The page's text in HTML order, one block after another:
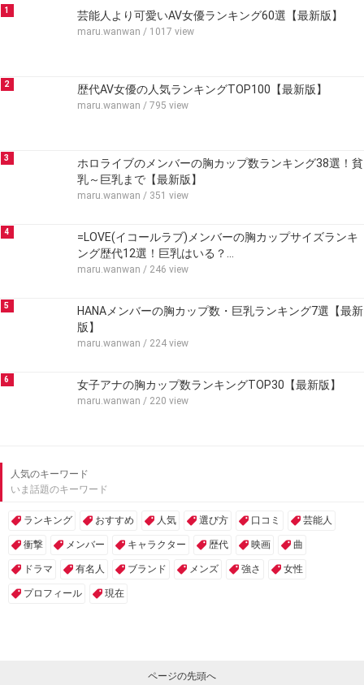
1 芸能人より可愛いAV女優ランキング60選【最新版】
maru.wanwan / 1017 view
2 歴代AV女優の人気ランキングTOP100【最新版】
maru.wanwan / 795 view
3
ホロライブのメンバーの胸カップ数ランキング38選！貧
乳～巨乳まで【最新版】
maru.wanwan / 351 view
4
=LOVE(イコールラブ)メンバーの胸カップサイズランキ
ング歴代12選！巨乳はいる？…
maru.wanwan / 246 view
5
HANAメンバーの胸カップ数・巨乳ランキング7選【最新
版】
maru.wanwan / 224 view
6 女子アナの胸カップ数ランキングTOP30【最新版】
maru.wanwan / 220 view
人気のキーワード
いま話題のキーワード
ランキング おすすめ 人気 選び方 口コミ 芸能人
衝撃 メンバー キャラクター 歴代 映画 曲
ドラマ 有名人 ブランド メンズ 強さ 女性
プロフィール 現在
ページの先頭へ